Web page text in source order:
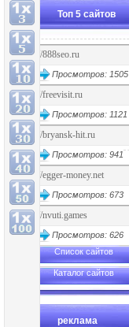
Топ 5 сайтов
Просмотров: 1505
Просмотров: 1121
Просмотров: 941
Просмотров: 673
Просмотров: 626
Список сайтов
Каталог сайтов
реклама